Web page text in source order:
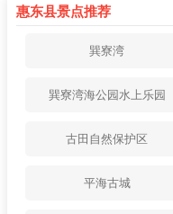
惠东县景点推荐
巽寮湾
巽寮湾海公园水上乐园
古田自然保护区
平海古城